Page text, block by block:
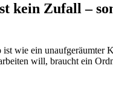
kein Zufall –
ist wie ein unaufgeräumter
will, braucht ein